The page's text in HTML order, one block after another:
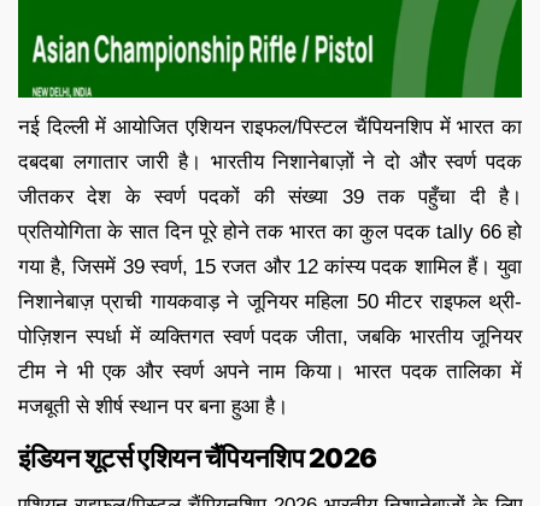
नई दिल्ली में आयोजित एशियन राइफल/पिस्टल चैंपियनशिप में भारत का
दबदबा लगातार जारी है। भारतीय निशानेबाज़ों ने दो और स्वर्ण पदक
जीतकर देश के स्वर्ण पदकों की संख्या 39 तक पहुँचा दी है।
प्रतियोगिता के सात दिन पूरे होने तक भारत का कुल पदक tally 66 हो
गया है, जिसमें 39 स्वर्ण, 15 रजत और 12 कांस्य पदक शामिल हैं। युवा
निशानेबाज़ प्राची गायकवाड़ ने जूनियर महिला 50 मीटर राइफल थ्री-
पोज़िशन स्पर्धा में व्यक्तिगत स्वर्ण पदक जीता, जबकि भारतीय जूनियर
टीम ने भी एक और स्वर्ण अपने नाम किया। भारत पदक तालिका में
मजबूती से शीर्ष स्थान पर बना हुआ है।
इंडियन शूटर्स एशियन चैंपियनशिप 2026